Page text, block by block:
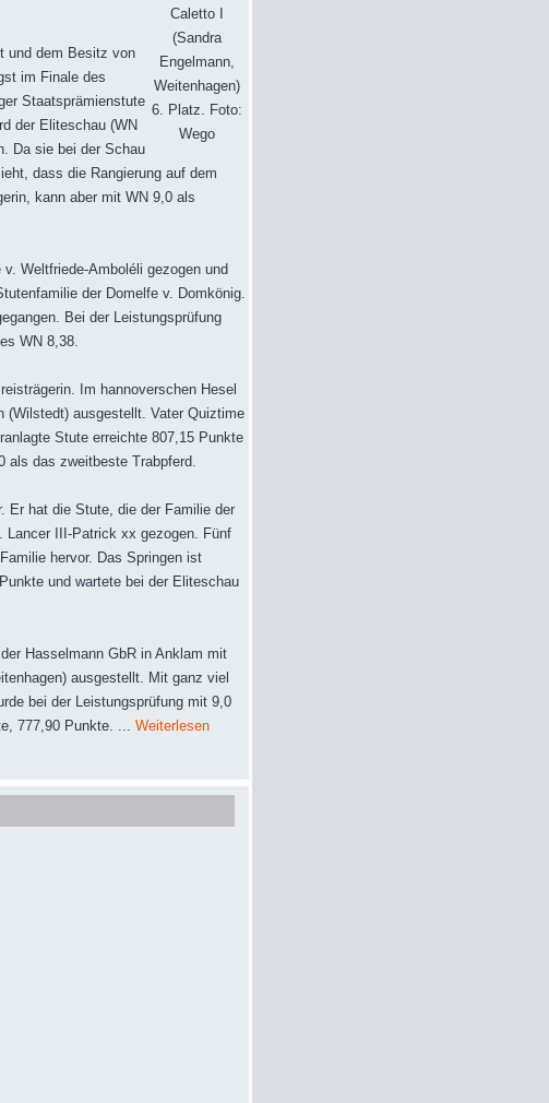
Caletto I
(Sandra
Engelmann,
Weitenhagen)
6. Platz. Foto:
Wego
und dem Besitz von
im Finale des
Staatsprämienstute
der Eliteschau (WN
Da sie bei der Schau
dass die Rangierung auf dem
kann aber mit WN 9,0 als
Weltfriede-Amboléli gezogen und
der Domelfe v. Domkönig.
Bei der Leistungsprüfung
WN 8,38.
Im hannoverschen Hesel
(Wilstedt) ausgestellt. Vater Quiztime
Stute erreichte 807,15 Punkte
als das zweitbeste Trabpferd.
Er hat die Stute, die der Familie der
Lancer III-Patrick xx gezogen. Fünf
hervor. Das Springen ist
und wartete bei der Eliteschau
Hasselmann GbR in Anklam mit
ausgestellt. Mit ganz viel
bei der Leistungsprüfung mit 9,0
777,90 Punkte. ... Weiterlesen